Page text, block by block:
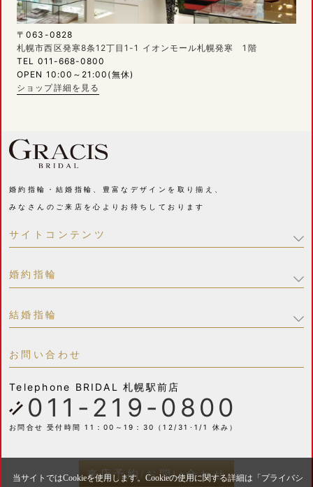
〒063-0828
札幌市西区発寒8条12丁目1-1 イオンモール札幌発寒 1階
TEL 011-668-0800
OPEN 10:00～21:00(無休)
ショップ詳細を見る
婚約指輪・結婚指輪、豊富なデザインを取り揃え、
みなさんのご来店を心よりお待ちしております
サイトコンテンツ
婚約指輪
結婚指輪
お問い合わせ
Telephone BRIDAL 札幌駅前店
011-219-0800
お問合せ 受付時間 11：00～19：30（12/31･1/1 休み）
来店予約/お問い合わせ
当サイトではCookieを使用します。Cookieの使用に関する詳細は「 プライバシ